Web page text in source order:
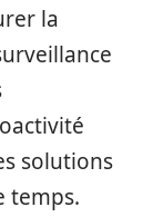
la
solutions
temps.